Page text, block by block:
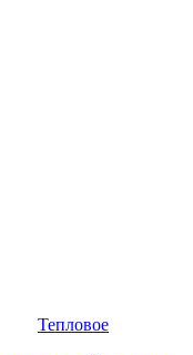
Тепловое